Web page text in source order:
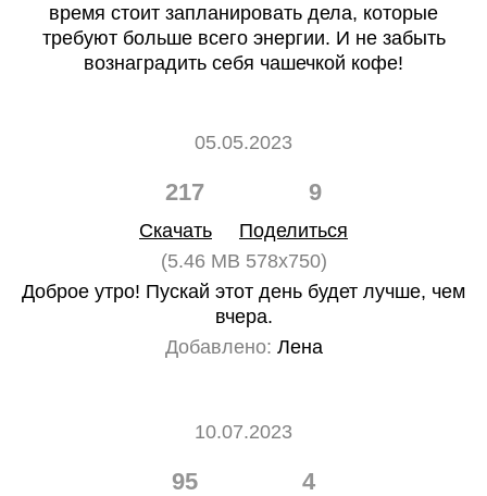
время стоит запланировать дела, которые
требуют больше всего энергии. И не забыть
вознаградить себя чашечкой кофе!
05.05.2023
217 9
Скачать
Поделиться
(5.46 MB 578x750)
Доброе утро! Пускай этот день будет лучше, чем
вчера.
Добавлено: Лена
10.07.2023
95 4